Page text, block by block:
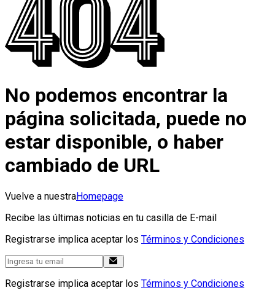
No podemos encontrar la
página solicitada, puede no
estar disponible, o haber
cambiado de URL
Vuelve a nuestraHomepage
Recibe las últimas noticias en tu casilla de E-mail
Registrarse implica aceptar los Términos y Condiciones
Registrarse implica aceptar los Términos y Condiciones